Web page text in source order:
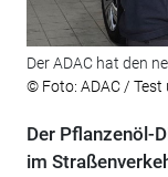
Der ADAC hat den
© Foto: ADAC / Test
Der Pflanzenöl-
im